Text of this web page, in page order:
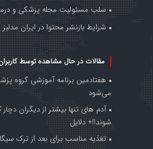
سلب مسئولیت مجله پزشکی و
شرایط بازنشر محتوا در ایران مدلبز
مقالات در حال مشاهده توسط
هفتادمین برنامه آموزشی گروه
می‌شود
آدم های تنها بیشتر از دیگران
شوند!!+ دلایل
تغذیه مناسب برای بعد از ترک